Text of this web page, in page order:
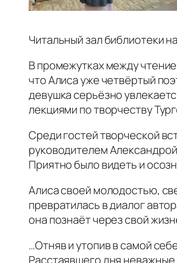
Читальный зал библиотеки
В промежутках между
что Алиса уже четвёртый
девушка серьёзно
лекциями по творчеству
Среди гостей творческой
руководителем
Приятно было видеть и
Алиса своей молодостью,
превратилась в диалог
она познаёт через свой
…Отняв и утопив в самой